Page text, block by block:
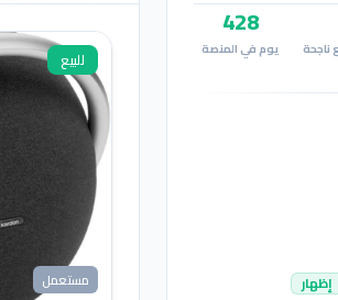
ناجحة
428
يوم في المنصة
إظهار
للبيع
مستعمل